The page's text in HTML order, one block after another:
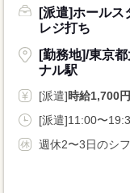
[派遣]ホールス
レジ打ち
[勤務地]/東京
ナル駅
[派遣]時給1,700
[派遣]11:00〜
週休2〜3日のシ